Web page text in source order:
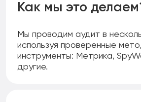
Как мы это
Мы проводим аудит в
используя проверенные
инструменты: Метрика,
другие.